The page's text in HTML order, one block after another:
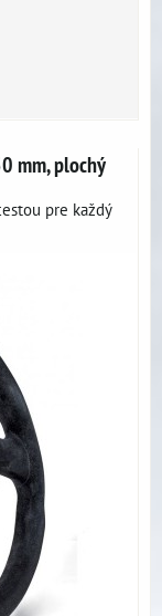
mm, plochý
pre každý